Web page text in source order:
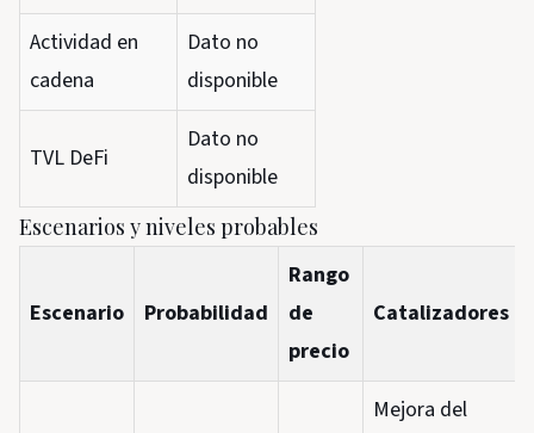
Actividad en
cadena
Dato no
disponible
TVL DeFi
Dato no
disponible
Escenarios y niveles probables
Escenario Probabilidad
Rango
de
precio
Catalizadores
Mejora del